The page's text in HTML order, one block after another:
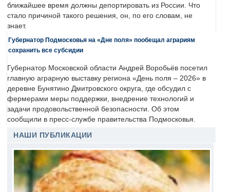
ближайшее время должны депортировать из России. Что
стало причиной такого решения, он, по его словам, не
знает.
Губернатор Подмосковья на «Дне поля» пообещал аграриям
сохранить все субсидии
Губернатор Московской области Андрей Воробьёв посетил
главную аграрную выставку региона «День поля – 2026» в
деревне Бунятино Дмитровского округа, где обсудил с
фермерами меры поддержки, внедрение технологий и
задачи продовольственной безопасности. Об этом
сообщили в пресс-службе правительства Подмосковья.
НАШИ ПУБЛИКАЦИИ